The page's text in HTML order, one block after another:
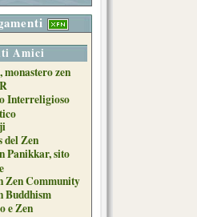
Amici
zen
Interreligioso
del Zen
Panikkar, sito
Zen Community
Buddhism
e Zen